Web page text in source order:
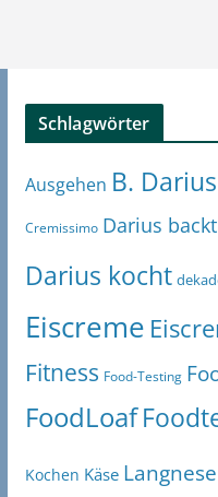
Schlagwörter
Ausgehen B.
Cremissimo Darius backt
Darius kocht
Eiscreme
Fitness Food-Testing
FoodLoaf
Kochen Käse Langnese